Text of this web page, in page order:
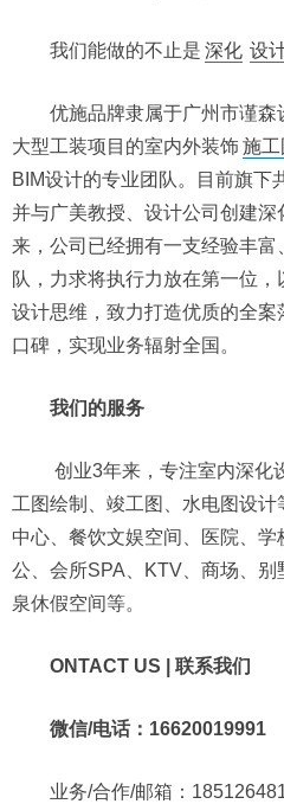
我们能做的不止是 深化 设
优施品牌隶属于广州市谨
大型工装项目的室内外装饰 施工
BIM设计的专业团队。目前旗下
并与广美教授、设计公司创建
来，公司已经拥有一支经验丰富
队，力求将执行力放在第一位
设计思维，致力打造优质的全
口碑，实现业务辐射全国。
我们的服务
创业3年来，专注室内深化
工图绘制、竣工图、水电图设
中心、餐饮文娱空间、医院、学
公、会所SPA、KTV、商场、
泉休假空间等。
ONTACT US | 联系我们
微信/电话：16620019991
业务/合作/邮箱：